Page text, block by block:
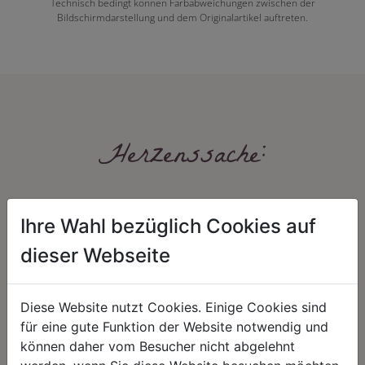
Technisch bedingt können Farbabweichungen zwischen der
Bildschirmdarstellung und dem Originalartikel auftreten.
Herzenssache:
HARMONIE
Unser Sortiment steht für ein
positives Lebensgefühl. Wir
FAIRNESS
Nicht immer ist der günstigste Preis
auch ein guter Preis. Wir handeln
Ihre Wahl bezüglich Cookies auf
dieser Webseite
Diese Website nutzt Cookies. Einige Cookies sind
für eine gute Funktion der Website notwendig und
können daher vom Besucher nicht abgelehnt